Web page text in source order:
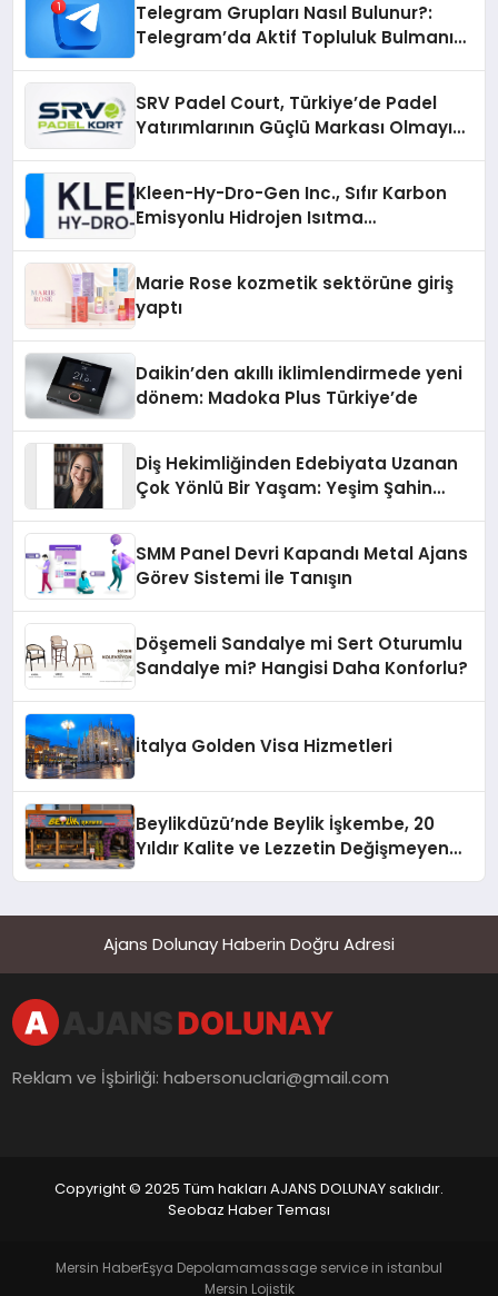
Telegram Grupları Nasıl Bulunur?:
Telegram’da Aktif Topluluk Bulmanın
SRV Padel Court, Türkiye’de Padel
Yatırımlarının Güçlü Markası Olmayı
Kleen-Hy-Dro-Gen Inc., Sıfır Karbon
Emisyonlu Hidrojen Isıtma
Marie Rose kozmetik sektörüne giriş
yaptı
Daikin’den akıllı iklimlendirmede yeni
dönem: Madoka Plus Türkiye’de
Diş Hekimliğinden Edebiyata Uzanan
Çok Yönlü Bir Yaşam: Yeşim Şahin
SMM Panel Devri Kapandı Metal Ajans
Görev Sistemi İle Tanışın
Döşemeli Sandalye mi Sert Oturumlu
Sandalye mi? Hangisi Daha Konforlu?
İtalya Golden Visa Hizmetleri
Beylikdüzü’nde Beylik İşkembe, 20
Yıldır Kalite ve Lezzetin Değişmeyen
Ajans Dolunay Haberin Doğru Adresi
Reklam ve İşbirliği:habersonuclari@gmail.com
Copyright © 2025 Tüm hakları AJANS DOLUNAY saklıdır.
Seobaz Haber Teması
Mersin HaberEşya Depolamamassage service in istanbul
Mersin Lojistik